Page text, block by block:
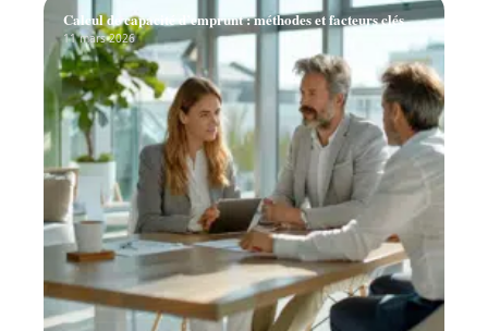
Calcul de capacité d’emprunt : méthodes et facteurs clés
11 mars 2026